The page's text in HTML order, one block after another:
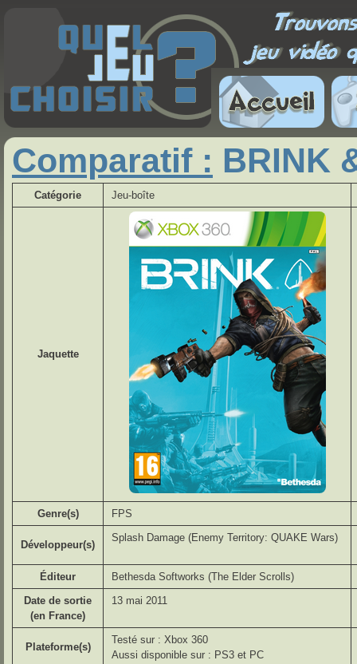
Comparatif : BRINK
Catégorie Jeu-boîte
Jaquette
Genre(s) FPS
Développeur(s)
Splash Damage (Enemy Territory: QUAKE Wars)
Éditeur
Bethesda Softworks (The Elder Scrolls)
Date de sortie
(en France)
13 mai 2011
Plateforme(s)
Testé sur : Xbox 360
Aussi disponible sur : PS3 et PC